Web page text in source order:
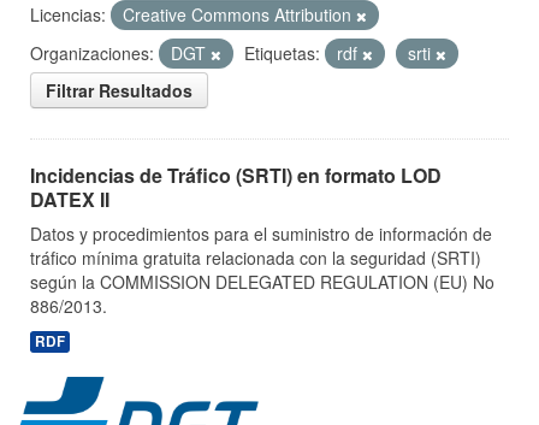
Licencias:
Creative Commons Attribution
Organizaciones:
DGT Etiquetas: rdf
srti
Filtrar Resultados
Incidencias de Tráfico (SRTI) en formato LOD
DATEX II
Datos y procedimientos para el suministro de información de
tráfico mínima gratuita relacionada con la seguridad (SRTI)
según la COMMISSION DELEGATED REGULATION (EU) No
886/2013.
RDF